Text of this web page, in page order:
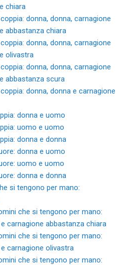
chiara
coppia: donna, donna, carnagione
abbastanza chiara
coppia: donna, donna, carnagione
olivastra
coppia: donna, donna, carnagione
abbastanza scura
coppia: donna, donna e carnagione
donna e uomo
uomo e uomo
donna e donna
donna e uomo
uomo e uomo
donna e donna
si tengono per mano:
che si tengono per mano:
carnagione abbastanza chiara
che si tengono per mano:
carnagione olivastra
che si tengono per mano: